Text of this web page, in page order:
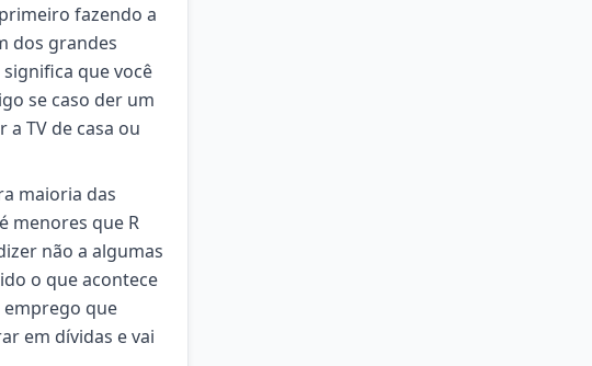
fazendo a
dos grandes
que você
se caso der um
TV de casa ou
maioria das
menores que R
não a algumas
o que acontece
emprego que
em dívidas e vai